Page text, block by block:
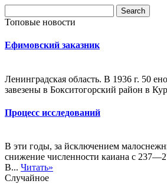
Топовые новости
Ефимовский заказник
Ленинградская область. В 1936 г. 50
завезены в Бокситогорский район в
Процесс исследований
В эти годы, за йсключением
снижение численности каиана с
В... Читать»
Случайное